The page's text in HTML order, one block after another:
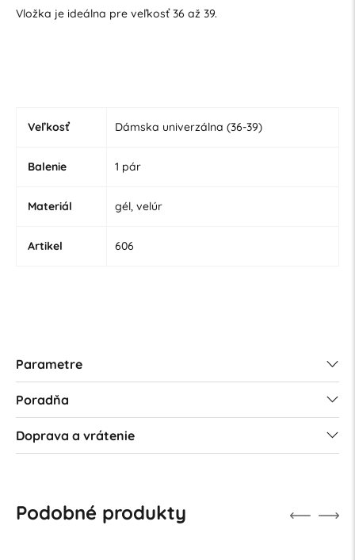
Vložka je ideálna pre veľkosť 36 až 39.
Veľkosť Dámska univerzálna (36-39)
Balenie 1 pár
Materiál gél, velúr
Artikel 606
Parametre
Poradňa
Doprava a vrátenie
Podobné produkty